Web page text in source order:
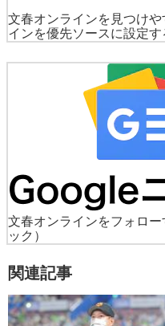
文春オンラインを見つけや
インを優先ソースに設定す
文春オンラインをフォロー
ック）
関連記事